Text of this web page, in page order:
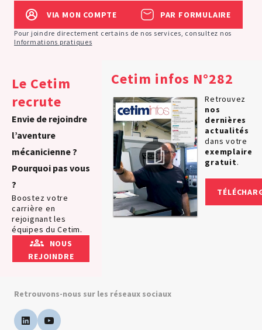
VIA MON COMPTE
PAR FORMULAIRE
Pour joindre directement certains de nos services, consultez nos
Informations pratiques
Cetim infos N°282
Retrouvez
nos
dernières
actualités
dans votre
exemplaire
gratuit.
Le Cetim
recrute
Envie de rejoindre
l’aventure
mécanicienne ?
Pourquoi pas vous
?
Boostez votre
carrière en
rejoignant les
équipes du Cetim.
NOUS
REJOINDRE
Retrouvons-nous sur les réseaux sociaux